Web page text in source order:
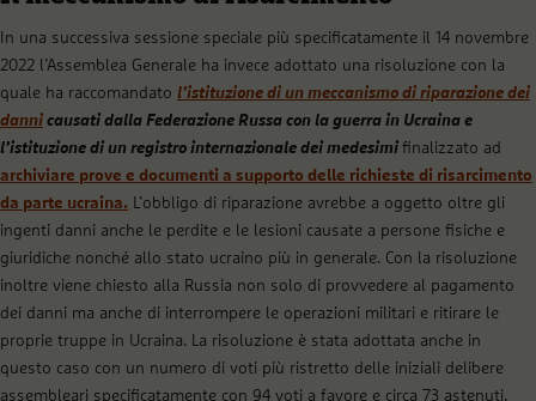
In una successiva sessione speciale più specificatamente il 14 novembre
2022 l’Assemblea Generale ha invece adottato una risoluzione con la
quale ha raccomandato l’istituzione di un meccanismo di riparazione dei
danni causati dalla Federazione Russa con la guerra in Ucraina e
l’istituzione di un registro internazionale dei medesimi finalizzato ad
archiviare prove e documenti a supporto delle richieste di risarcimento
da parte ucraina. L’obbligo di riparazione avrebbe a oggetto oltre gli
ingenti danni anche le perdite e le lesioni causate a persone fisiche e
giuridiche nonché allo stato ucraino più in generale. Con la risoluzione
inoltre viene chiesto alla Russia non solo di provvedere al pagamento
dei danni ma anche di interrompere le operazioni militari e ritirare le
proprie truppe in Ucraina. La risoluzione è stata adottata anche in
questo caso con un numero di voti più ristretto delle iniziali delibere
assembleari specificatamente con 94 voti a favore e circa 73 astenuti.